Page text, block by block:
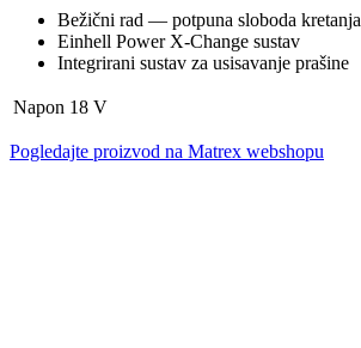
Bežični rad — potpuna sloboda kretanja
Einhell Power X-Change sustav
Integrirani sustav za usisavanje prašine
Napon 18 V
Pogledajte proizvod na Matrex webshopu